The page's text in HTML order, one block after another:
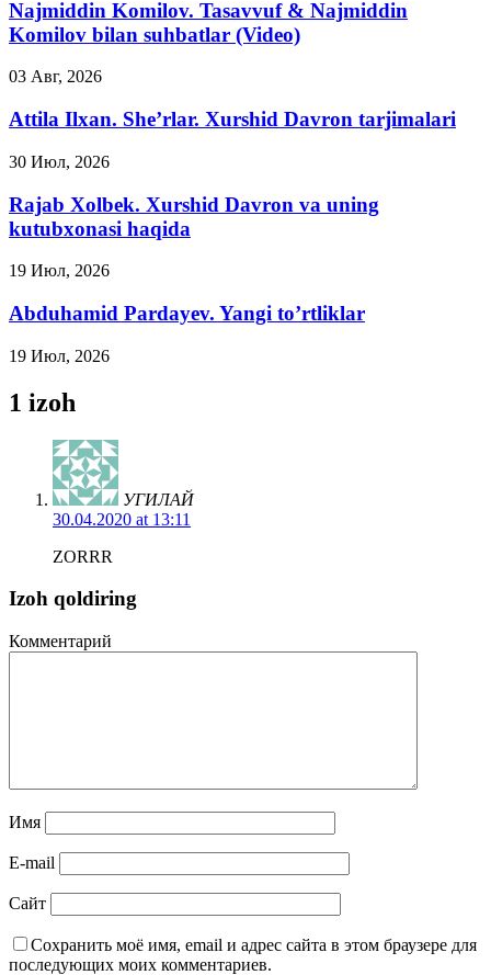
Najmiddin Komilov. Tasavvuf & Najmiddin
Komilov bilan suhbatlar (Video)
03 Авг, 2026
Attila Ilxan. She’rlar. Xurshid Davron tarjimalari
30 Июл, 2026
Rajab Xolbek. Xurshid Davron va uning
kutubxonasi haqida
19 Июл, 2026
Abduhamid Pardayev. Yangi to’rtliklar
19 Июл, 2026
1 izoh
УГИЛАЙ
30.04.2020 at 13:11
ZORRR
Izoh qoldiring
Комментарий
Имя
E-mail
Сайт
Сохранить моё имя, email и адрес сайта в этом браузере для
последующих моих комментариев.